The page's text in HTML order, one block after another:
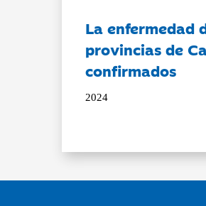
La enfermedad
provincias de
confirmados
2024